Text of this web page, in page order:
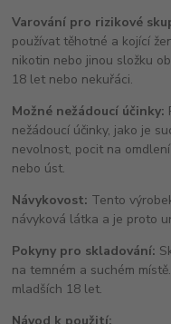
Varování pro rizikové
používat těhotné a kojící
nikotin nebo jinou složku
18 let nebo nekuřáci.
Možné nežádoucí účinky:
nežádoucí účinky, jako je
nevolnost, pocit na
nebo úst.
Návykovost: Tento
návyková látka a je proto
Pokyny pro skladování:
na temném a suchém
mladších 18 let.
Návod k použití: